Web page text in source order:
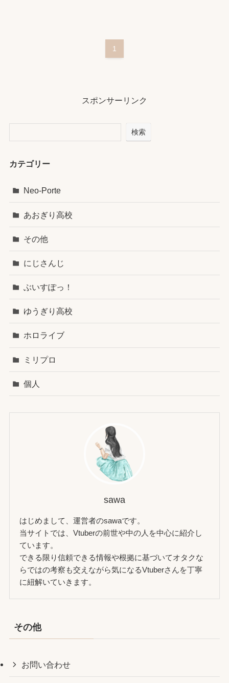
1
スポンサーリンク
検索
カテゴリー
Neo-Porte
あおぎり高校
その他
にじさんじ
ぶいすぽっ！
ゆうぎり高校
ホロライブ
ミリプロ
個人
sawa
はじめまして、運営者のsawaです。
当サイトでは、Vtuberの前世や中の人を中心に紹介し
ています。
できる限り信頼できる情報や根拠に基づいてオタクな
らではの考察も交えながら気になるVtuberさんを丁寧
に紐解いていきます。
その他
お問い合わせ